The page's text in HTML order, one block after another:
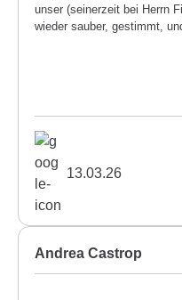
unser (seinerzeit bei Herrn
wieder sauber, gestimmt,
13.03.26
Andrea Castrop